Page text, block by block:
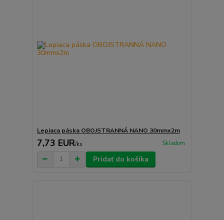
Lepiaca páska OBOJSTRANNÁ NANO 30mmx2m
7,73 EUR/ks Skladom
Pridať do košíka